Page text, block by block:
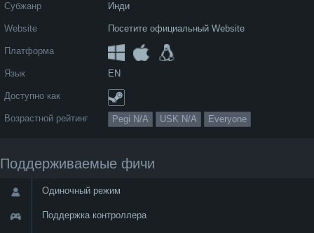
Субжанр Инди
Website Посетите официальный Website
Платформа
Язык EN
Доступно как
Возрастной рейтинг Pegi N/A USK N/A Everyone
Поддерживаемые фичи
Одиночный режим
Поддержка контроллера